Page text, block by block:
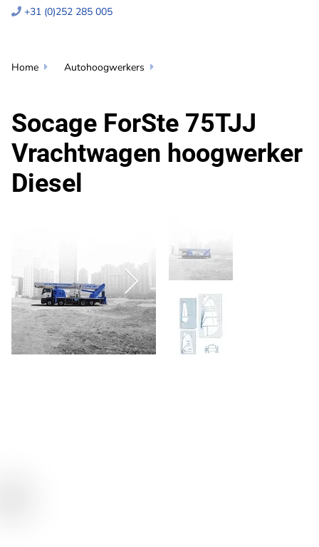
 +31 (0)252 285 005
Home  Autohoogwerkers 
Socage ForSte 75TJJ
Vrachtwagen hoogwerker
Diesel